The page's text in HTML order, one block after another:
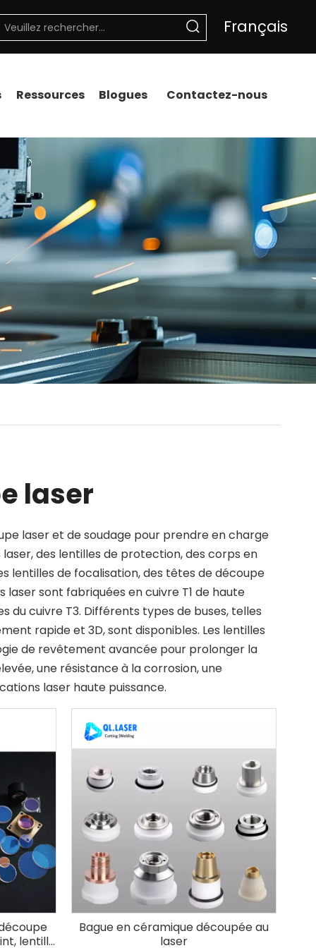
Français
Ressources Blogues Contactez-nous
laser
laser et de soudage pour prendre en charge
des lentilles de protection, des corps en
lentilles de focalisation, des têtes de découpe
laser sont fabriquées en cuivre T1 de haute
cuivre T3. Différents types de buses, telles
rapide et 3D, sont disponibles. Les lentilles
de revêtement avancée pour prolonger la
une résistance à la corrosion, une
laser haute puissance.
lentille
Bague en céramique découpée au
laser